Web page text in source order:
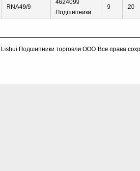
RNA49/9
4624099
Подшипники
9 20
Lishui Подшипники торговли ООО Все права